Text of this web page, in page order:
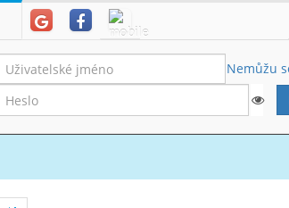
Nemůžu